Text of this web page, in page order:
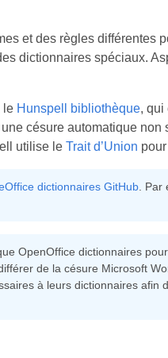
et des règles différentes
dictionnaires spéciaux.
le Hunspell bibliothèque, qui
césure automatique
utilise le Trait d’Union
dictionnaires GitHub. Par
OpenOffice dictionnaires
de la césure Microsoft
à leurs dictionnaires afin